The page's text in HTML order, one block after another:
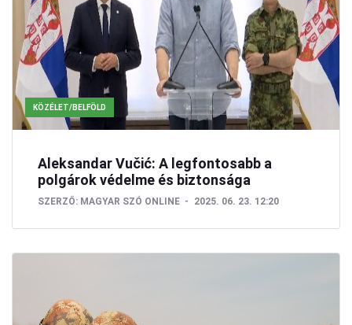
KÖZÉLET/BELFÖLD
Aleksandar Vučić: A legfontosabb a
polgárok védelme és biztonsága
SZERZŐ: MAGYAR SZÓ ONLINE 2025. 06. 23. 12:20